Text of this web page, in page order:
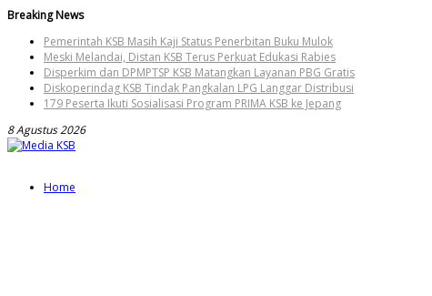
Skip
content
Breaking News
Pemerintah KSB Masih Kaji Status Penerbitan Buku Mulok
Meski Melandai, Distan KSB Terus Perkuat Edukasi Rabies
Disperkim dan DPMPTSP KSB Matangkan Layanan PBG Gratis
Diskoperindag KSB Tindak Pangkalan LPG Langgar Distribusi
179 Peserta Ikuti Sosialisasi Program PRIMA KSB ke Jepang
8 Agustus 2026
Home